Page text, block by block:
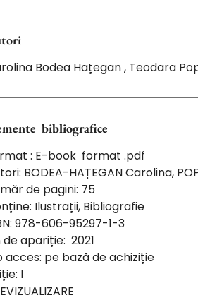
Bodea Hațegan , Teodara
bibliografice
: E-book format .pdf
BODEA-HAȚEGAN Carolina,
de pagini: 75
Ilustrații, Bibliografie
978-606-95297-1-3
de apariție: 2021
acces: pe bază de achiziție
I